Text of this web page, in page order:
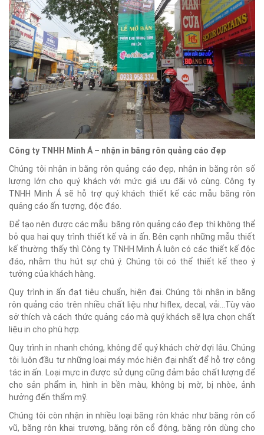
Công ty TNHH Minh Á – nhận in băng rôn quảng cáo đẹp
Chúng tôi nhận in băng rôn quảng cáo đẹp, nhận in băng rôn số
lượng lớn cho quý khách với mức giá ưu đãi vô cùng. Công ty
TNHH Minh Á sẽ hỗ trợ quý khách thiết kế các mẫu băng rôn
quảng cáo ấn tượng, độc đáo.
Để tạo nên được các mẫu băng rôn quảng cáo đẹp thì không thể
bỏ qua hai quy trình thiết kế và in ấn. Bên cạnh những mẫu thiết
kế thường thấy thì Công ty TNHH Minh Á luôn có các thiết kế độc
đáo, nhằm thu hút sự chú ý. Chúng tôi có thể thiết kế theo ý
tưởng của khách hàng.
Quy trình in ấn đạt tiêu chuẩn, hiện đại. Chúng tôi nhận in băng
rôn quảng cáo trên nhiều chất liệu như hiflex, decal, vải...Tùy vào
sở thích và cách thức quảng cáo mà quý khách sẽ lựa chọn chất
liệu in cho phù hợp.
Quy trình in nhanh chóng, không để quý khách chờ đợi lâu. Chúng
tôi luôn đầu tư những loại máy móc hiện đại nhất để hỗ trợ công
tác in ấn. Loại mực in được sử dụng cũng đảm bảo chất lượng để
cho sản phẩm in, hình in bền màu, không bị mờ, bị nhòe, ảnh
hưởng đến thẩm mỹ.
Chúng tôi còn nhận in nhiều loại băng rôn khác như băng rôn cổ
vũ, băng rôn khai trương, băng rôn cổ động, băng rôn dùng cho